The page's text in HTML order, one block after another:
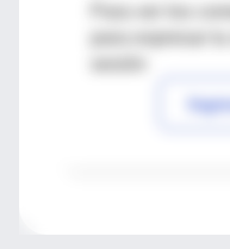
Para ver los